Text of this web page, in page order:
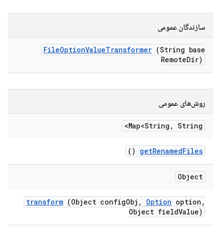
سازندگان عمومی
FileOptionValueTransformer (String base
RemoteDir)
روش‌های عمومی
Map<String , String>
getRenamedFiles
()
Object
transform (Object configObj , Option option ,
Object fieldValue)